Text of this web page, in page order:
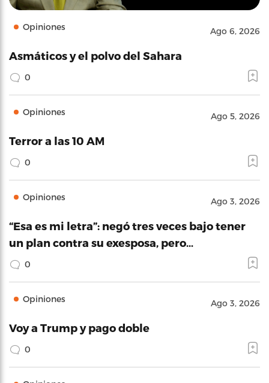
Opiniones Ago 6, 2026
Asmáticos y el polvo del Sahara
0
Opiniones Ago 5, 2026
Terror a las 10 AM
0
Opiniones Ago 3, 2026
“Esa es mi letra”: negó tres veces bajo tener
un plan contra su exesposa, pero…
0
Opiniones Ago 3, 2026
Voy a Trump y pago doble
0